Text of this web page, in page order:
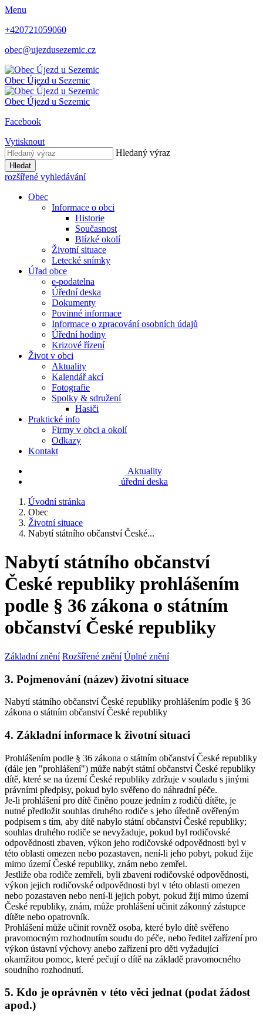
Menu
+420721059060
obec@ujezdusezemic.cz
Obec Újezd u Sezemic
Obec Újezd u Sezemic
Facebook
Vytisknout
Hledaný výraz
Hledat
rozšířené vyhledávání
Obec
Informace o obci
Historie
Současnost
Blízké okolí
Životní situace
Letecké snímky
Úřad obce
e-podatelna
Úřední deska
Dokumenty
Povinné informace
Informace o zpracování osobních údajů
Úřední hodiny
Krizové řízení
Život v obci
Aktuality
Kalendář akcí
Fotografie
Spolky & sdružení
Hasiči
Praktické info
Firmy v obci a okolí
Odkazy
Kontakt
Aktuality
úřední deska
Úvodní stránka
Obec
Životní situace
Nabytí státního občanství České...
Nabytí státního občanství
České republiky prohlášením
podle § 36 zákona o státním
občanství České republiky
Základní znění Rozšířené znění Úplné znění
3. Pojmenování (název) životní situace
Nabytí státního občanství České republiky prohlášením podle § 36
zákona o státním občanství České republiky
4. Základní informace k životní situaci
Prohlášením podle § 36 zákona o státním občanství České republiky
(dále jen "prohlášení") může nabýt státní občanství České republiky
dítě, které se na území České republiky zdržuje v souladu s jinými
právními předpisy, pokud bylo svěřeno do náhradní péče.
Je-li prohlášení pro dítě činěno pouze jedním z rodičů dítěte, je
nutné předložit souhlas druhého rodiče s jeho úředně ověřeným
podpisem s tím, aby dítě nabylo státní občanství České republiky;
souhlas druhého rodiče se nevyžaduje, pokud byl rodičovské
odpovědnosti zbaven, výkon jeho rodičovské odpovědnosti byl v
této oblasti omezen nebo pozastaven, není-li jeho pobyt, pokud žije
mimo území České republiky, znám nebo zemřel.
Jestliže oba rodiče zemřeli, byli zbaveni rodičovské odpovědnosti,
výkon jejich rodičovské odpovědnosti byl v této oblasti omezen
nebo pozastaven nebo není-li jejich pobyt, pokud žijí mimo území
České republiky, znám, může prohlášení učinit zákonný zástupce
dítěte nebo opatrovník.
Prohlášení může učinit rovněž osoba, které bylo dítě svěřeno
pravomocným rozhodnutím soudu do péče, nebo ředitel zařízení pro
výkon ústavní výchovy anebo zařízení pro děti vyžadující
okamžitou pomoc, které pečují o dítě na základě pravomocného
soudního rozhodnutí.
5. Kdo je oprávněn v této věci jednat (podat žádost
apod.)